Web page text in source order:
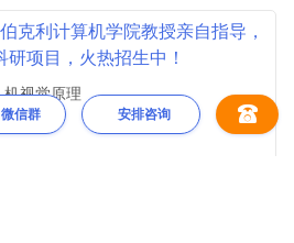
克利计算机学院教授亲自指导，
项目，火热招生中！
视觉原理
微信群 安排咨询